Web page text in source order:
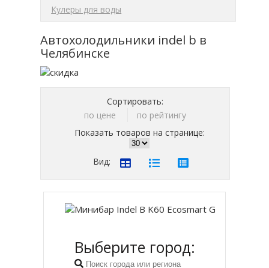
Кулеры для воды
Автохолодильники indel b в
Челябинске
Сортировать:
по цене
по рейтингу
Показать товаров на странице:
Вид:
Выберите город: